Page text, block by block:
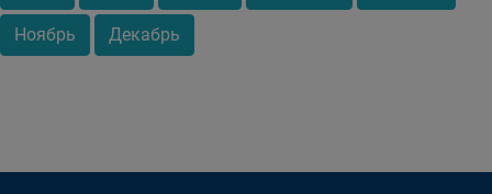
Ноябрь Декабрь